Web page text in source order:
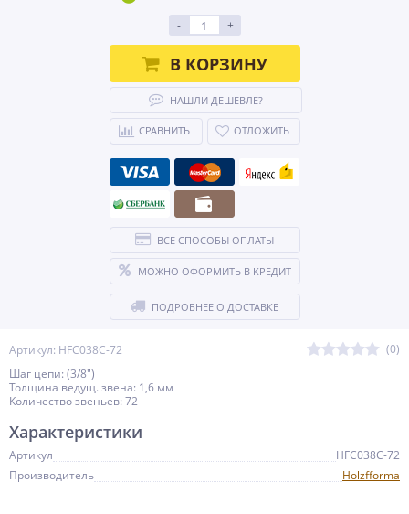
Артикул: HFC038C-72
(0)
Шаг цепи: (3/8")
Толщина ведущ. звена: 1,6 мм
Количество звеньев: 72
- +
В КОРЗИНУ
НАШЛИ ДЕШЕВЛЕ?
СРАВНИТЬ ОТЛОЖИТЬ
ВСЕ СПОСОБЫ ОПЛАТЫ
МОЖНО ОФОРМИТЬ В КРЕДИТ
ПОДРОБНЕЕ О ДОСТАВКЕ
Характеристики
Артикул
HFC038C-72
Производитель
Holzfforma